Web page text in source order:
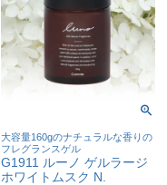
大容量160gのナチュラルな香りの
フレグランスゲル
G1911 ルーノ ゲルラージ
ホワイトムスク N.